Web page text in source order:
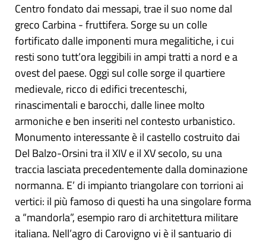
Centro fondato dai messapi, trae il suo nome dal
greco Carbina - fruttifera. Sorge su un colle
fortificato dalle imponenti mura megalitiche, i cui
resti sono tutt’ora leggibili in ampi tratti a nord e a
ovest del paese. Oggi sul colle sorge il quartiere
medievale, ricco di edifici trecenteschi,
rinascimentali e barocchi, dalle linee molto
armoniche e ben inseriti nel contesto urbanistico.
Monumento interessante è il castello costruito dai
Del Balzo-Orsini tra il XIV e il XV secolo, su una
traccia lasciata precedentemente dalla dominazione
normanna. E’ di impianto triangolare con torrioni ai
vertici: il più famoso di questi ha una singolare forma
a “mandorla”, esempio raro di architettura militare
italiana. Nell’agro di Carovigno vi è il santuario di